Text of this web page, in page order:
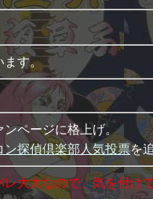
ます。
ンページに格上げ。
ン探偵倶楽部人気投票を
レ大大なので、気を付け